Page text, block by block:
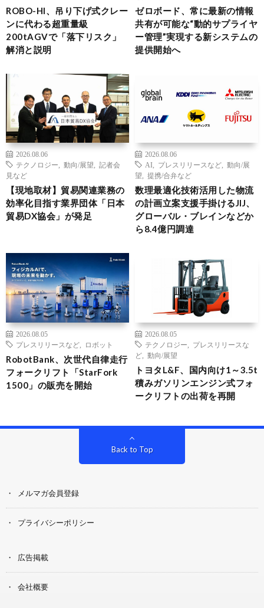
ROBO-HI、吊り下げ式クレー
ンに代わる超重量級
200tAGVで「落下リスク」
解消と説明
ゼロボード、常に最新の情報
共有が可能な“動的サプライヤ
ー管理”実現する新システムの
提供開始へ
2026.08.06
テクノロジー
動向/展望
記者会
見など
【現地取材】貿易関連業務の
効率化目指す業界団体「日本
貿易DX協会」が発足
2026.08.06
AI
プレスリリースなど
動向/展
望
提携/合弁など
数理最適化技術活用した物流
の計画立案支援手掛けるJIJ、
グローバル・ブレインなどか
ら8.4億円調達
2026.08.05
プレスリリースなど
ロボット
RobotBank、次世代自律走行
フォークリフト「StarFork
1500」の販売を開始
2026.08.05
テクノロジー
プレスリリースな
ど
動向/展望
トヨタL&F、国内向け1～3.5t
積みガソリンエンジン式フォ
ークリフトの出荷を再開
Back to Top
メルマガ会員登録
プライバシーポリシー
広告掲載
会社概要